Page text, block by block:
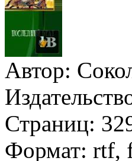
Автор:
Страниц:
Формат: rtf,